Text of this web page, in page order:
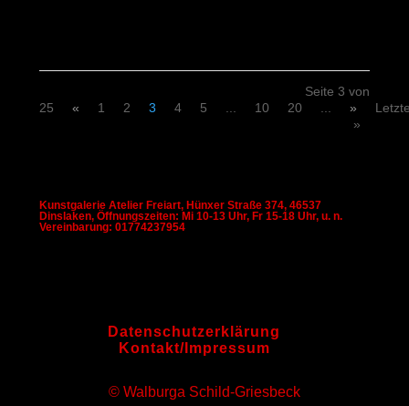
Seite 3 von
25
« 1 2 3 4 5 ... 10 20 ... »
»
Kunstgalerie Atelier Freiart, Hünxer Straße 374, 46537
Dinslaken, Öffnungszeiten: Mi 10-13 Uhr, Fr 15-18 Uhr, u. n.
Vereinbarung: 01774237954
Datenschutzerklärung
Kontakt/Impressum
© Walburga Schild-Griesbeck